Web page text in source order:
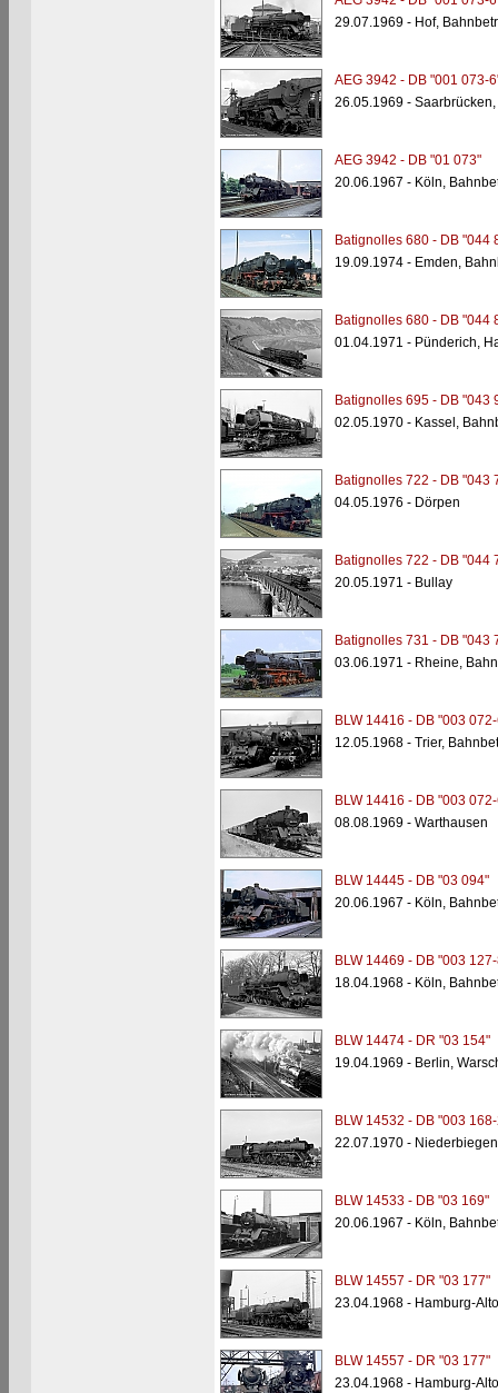
29.07.1969 - Hof,
AEG 3942 - DB "001 073-
26.05.1969 -
AEG 3942 - DB "01 073"
20.06.1967 - Köln,
Batignolles 680 - DB "044
19.09.1974 - Emden,
Batignolles 680 - DB "044
01.04.1971 - Pünderich,
Batignolles 695 - DB "043
02.05.1970 - Kassel,
Batignolles 722 - DB "043
04.05.1976 - Dörpen
Batignolles 722 - DB "044
20.05.1971 - Bullay
Batignolles 731 - DB "043
03.06.1971 - Rheine,
BLW 14416 - DB "003
12.05.1968 - Trier,
BLW 14416 - DB "003
08.08.1969 - Warthausen
BLW 14445 - DB "03 094"
20.06.1967 - Köln,
BLW 14469 - DB "003
18.04.1968 - Köln,
BLW 14474 - DR "03 154"
19.04.1969 - Berlin,
BLW 14532 - DB "003
22.07.1970 - Niederbiegen
BLW 14533 - DB "03 169"
20.06.1967 - Köln,
BLW 14557 - DR "03 177"
23.04.1968 - Hamburg-
BLW 14557 - DR "03 177"
23.04.1968 - Hamburg-